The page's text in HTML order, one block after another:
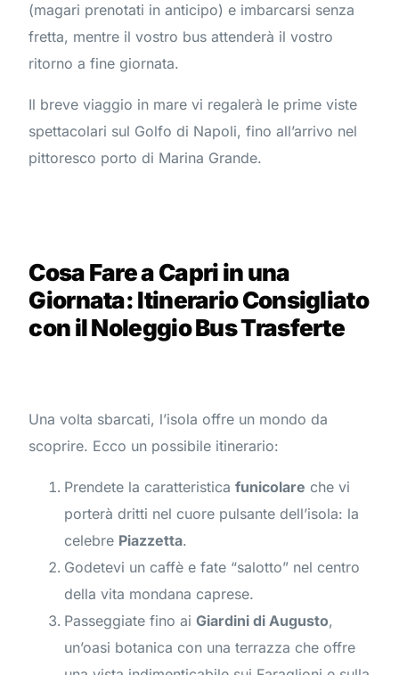
(magari prenotati in anticipo) e imbarcarsi senza
fretta, mentre il vostro bus attenderà il vostro
ritorno a fine giornata.
Il breve viaggio in mare vi regalerà le prime viste
spettacolari sul Golfo di Napoli, fino all’arrivo nel
pittoresco porto di Marina Grande.
Cosa Fare a Capri in una
Giornata: Itinerario Consigliato
con il Noleggio Bus Trasferte
Una volta sbarcati, l’isola offre un mondo da
scoprire. Ecco un possibile itinerario:
Prendete la caratteristicafunicolare che vi
porterà dritti nel cuore pulsante dell’isola: la
celebre Piazzetta.
Godetevi un caffè e fate “salotto” nel centro
della vita mondana caprese.
Passeggiate fino aiGiardini di Augusto,
un’oasi botanica con una terrazza che offre